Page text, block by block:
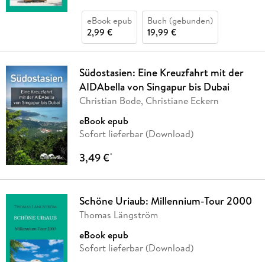
eBook epub
2,99 €
Buch (gebunden)
19,99 €
Südostasien: Eine Kreuzfahrt mit der
AIDAbella von Singapur bis Dubai
Christian Bode, Christiane Eckern
eBook epub
Sofort lieferbar (Download)
3,49 €*
Schöne Uriaub: Millennium-Tour 2000
Thomas Längström
eBook epub
Sofort lieferbar (Download)